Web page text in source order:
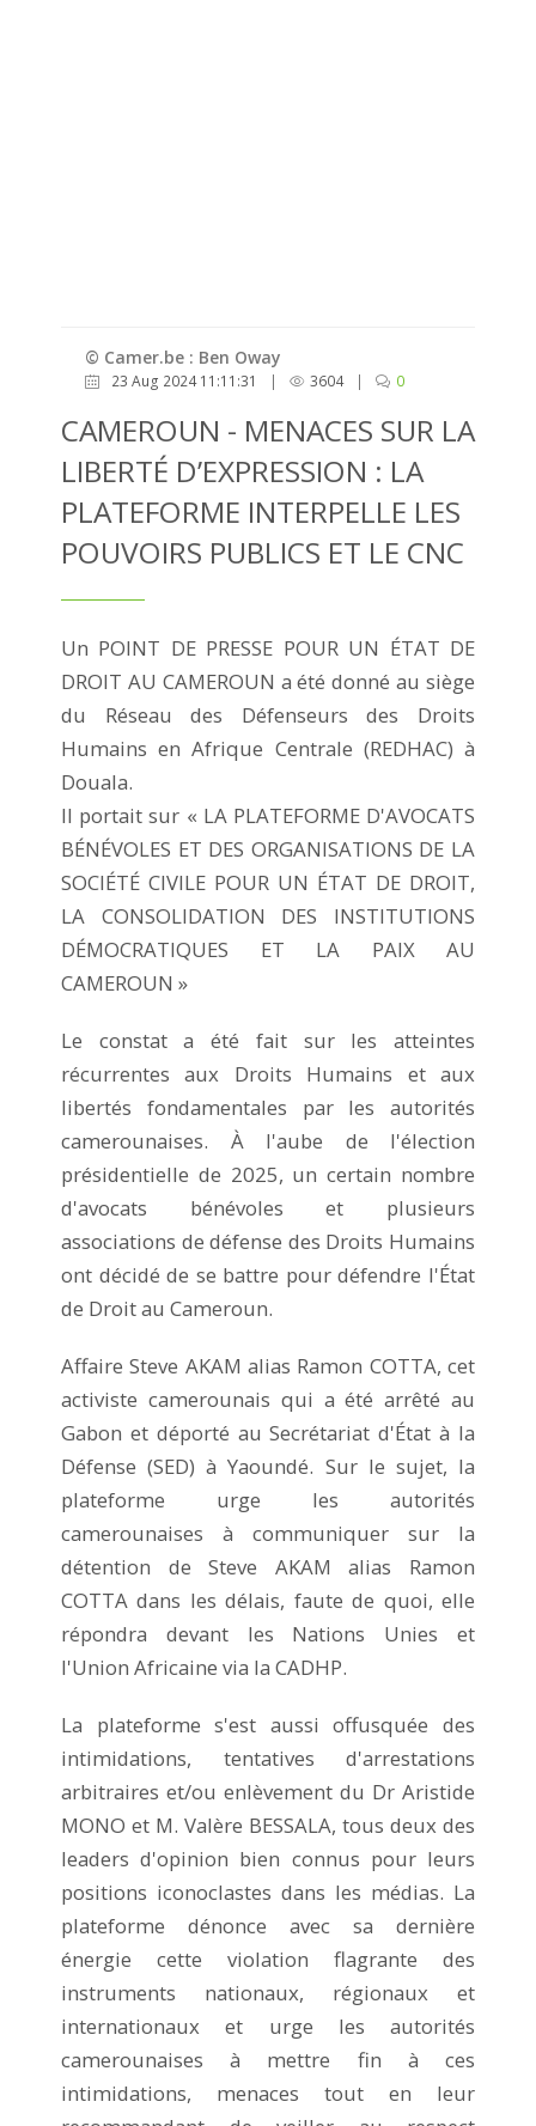
© Camer.be : Ben Oway
23 Aug 2024 11:11:31 | 3604 | 0
CAMEROUN - MENACES SUR LA
LIBERTÉ D’EXPRESSION : LA
PLATEFORME INTERPELLE LES
POUVOIRS PUBLICS ET LE CNC
Un POINT DE PRESSE POUR UN ÉTAT DE
DROIT AU CAMEROUN a été donné au siège
du Réseau des Défenseurs des Droits
Humains en Afrique Centrale (REDHAC) à
Douala.
Il portait sur « LA PLATEFORME D'AVOCATS
BÉNÉVOLES ET DES ORGANISATIONS DE LA
SOCIÉTÉ CIVILE POUR UN ÉTAT DE DROIT,
LA CONSOLIDATION DES INSTITUTIONS
DÉMOCRATIQUES ET LA PAIX AU
CAMEROUN »
Le constat a été fait sur les atteintes
récurrentes aux Droits Humains et aux
libertés fondamentales par les autorités
camerounaises. À l'aube de l'élection
présidentielle de 2025, un certain nombre
d'avocats bénévoles et plusieurs
associations de défense des Droits Humains
ont décidé de se battre pour défendre l'État
de Droit au Cameroun.
Affaire Steve AKAM alias Ramon COTTA, cet
activiste camerounais qui a été arrêté au
Gabon et déporté au Secrétariat d'État à la
Défense (SED) à Yaoundé. Sur le sujet, la
plateforme urge les autorités
camerounaises à communiquer sur la
détention de Steve AKAM alias Ramon
COTTA dans les délais, faute de quoi, elle
répondra devant les Nations Unies et
l'Union Africaine via la CADHP.
La plateforme s'est aussi offusquée des
intimidations, tentatives d'arrestations
arbitraires et/ou enlèvement du Dr Aristide
MONO et M. Valère BESSALA, tous deux des
leaders d'opinion bien connus pour leurs
positions iconoclastes dans les médias. La
plateforme dénonce avec sa dernière
énergie cette violation flagrante des
instruments nationaux, régionaux et
internationaux et urge les autorités
camerounaises à mettre fin à ces
intimidations, menaces tout en leur